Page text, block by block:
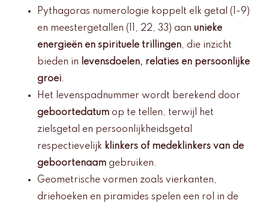
Pythagoras numerologie koppelt elk getal (1-9)
en meestergetallen (11, 22, 33) aan unieke
energieën en spirituele trillingen, die inzicht
bieden in
levensdoelen, relaties en persoonlijke
groei.
Het levenspadnummer wordt berekend door
geboortedatum op te tellen, terwijl het
zielsgetal en persoonlijkheidsgetal
respectievelijk klinkers of medeklinkers van de
geboortenaam gebruiken.
Geometrische vormen zoals vierkanten,
driehoeken en piramides spelen een rol in de